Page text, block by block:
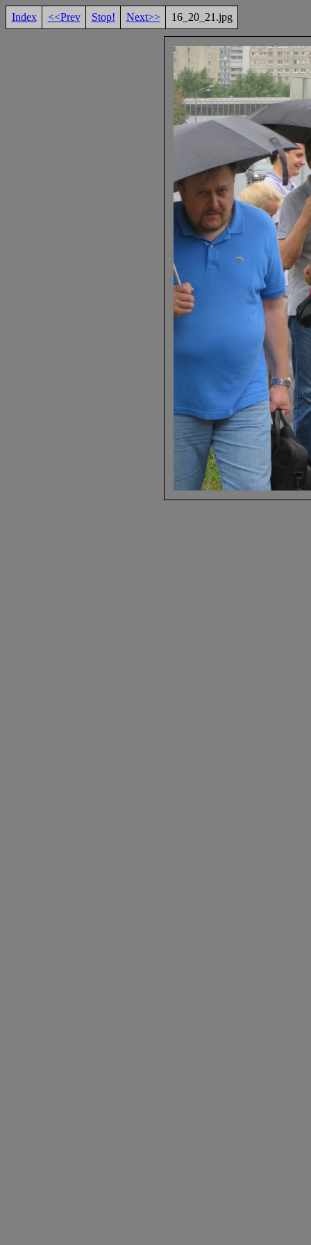
Index <<Prev Stop! Next>> 16_20_21.jpg